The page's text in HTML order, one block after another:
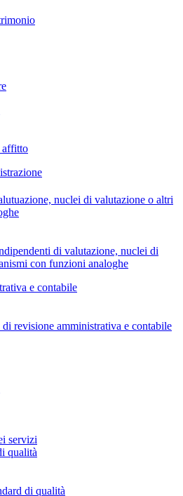
affitto
nuclei di valutazione o altri
di valutazione, nuclei di
con funzioni analoghe
e contabile
revisione amministrativa e contabile
servizi
qualità
di qualità